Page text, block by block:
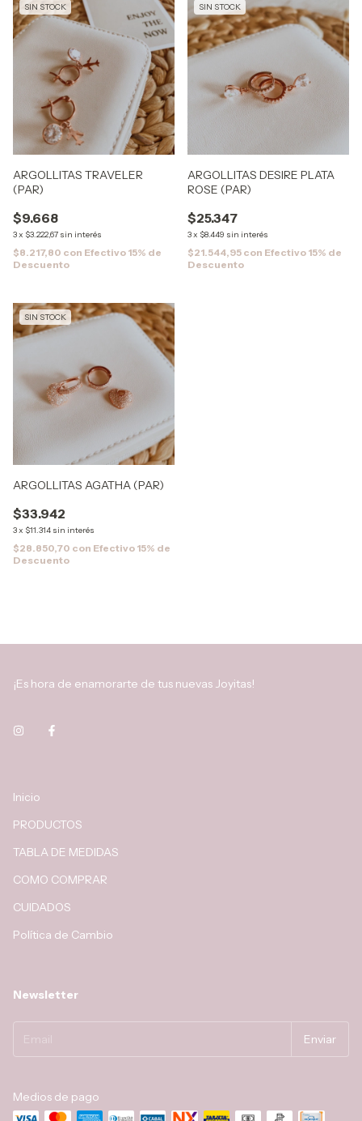
SIN STOCK
ARGOLLITAS TRAVELER
(PAR)
$9.668
3x $3.222,67 sin interés
$8.217,80 con Efectivo 15% de
Descuento
SIN STOCK
ARGOLLITAS DESIRE PLATA
ROSE (PAR)
$25.347
3x $8.449 sin interés
$21.544,95 con Efectivo 15% de
Descuento
SIN STOCK
ARGOLLITAS AGATHA (PAR)
$33.942
3x $11.314 sin interés
$28.850,70 con Efectivo 15% de
Descuento
¡Es hora de enamorarte de tus nuevas Joyitas!
Inicio
PRODUCTOS
TABLA DE MEDIDAS
COMO COMPRAR
CUIDADOS
Política de Cambio
Newsletter
Medios de pago